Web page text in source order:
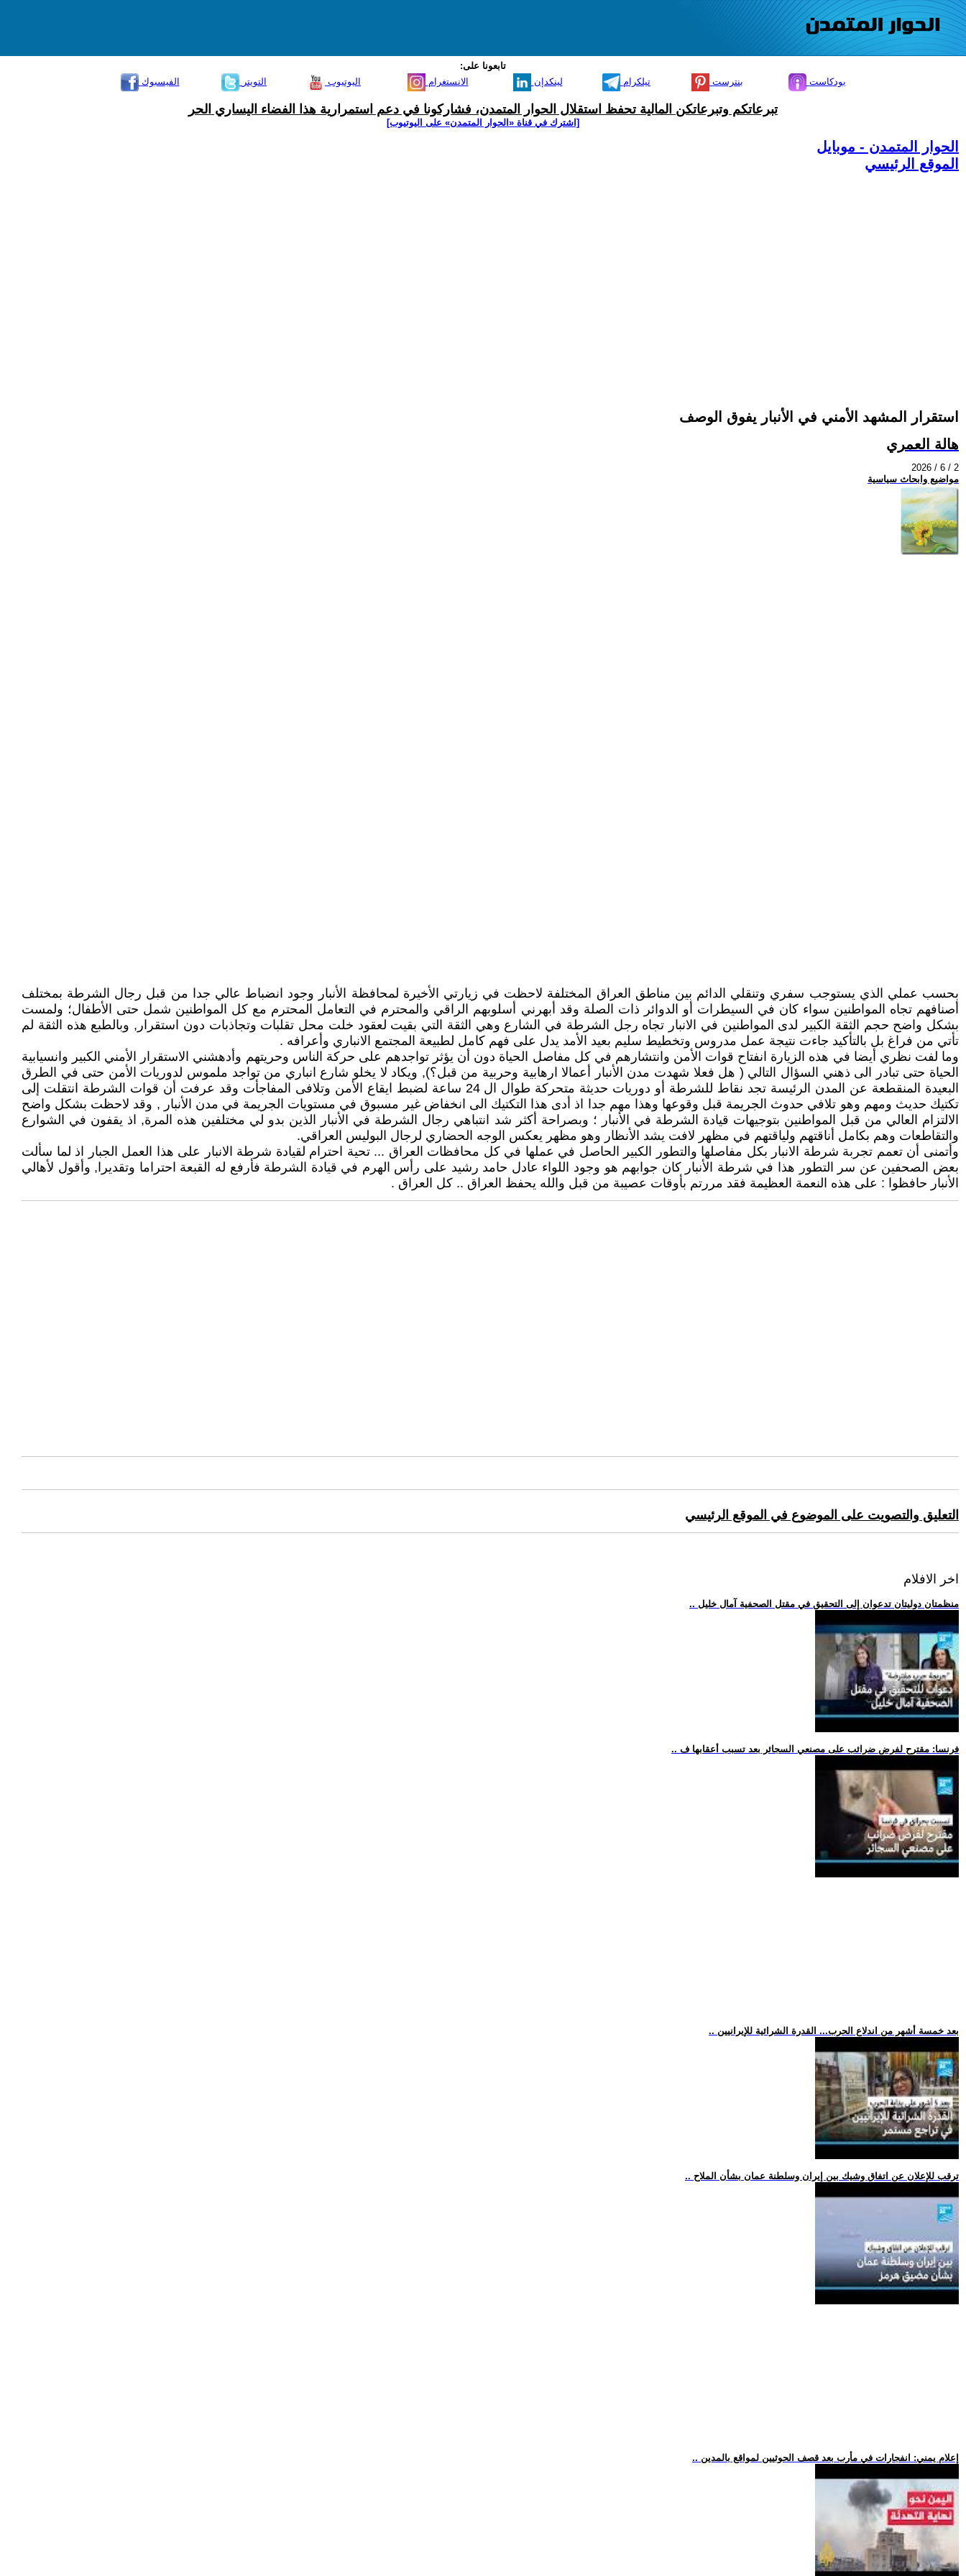
تابعونا على:
الفيسبوك
التويتر اليوتيوب الانستغرام لينكدإن تيلكرام بنترست بودكاست
تبرعاتكم وتبرعاتكن المالية تحفظ استقلال الحوار المتمدن، فشاركونا في دعم استمرارية هذا الفضاء اليساري الحر
[اشترك في قناة ‫«الحوار المتمدن» على اليوتيوب]
الحوار المتمدن - موبايل
الموقع الرئيسي
استقرار المشهد الأمني في الأنبار يفوق الوصف
هالة العمري
2026 / 6 / 2
مواضيع وابحاث سياسية
بحسب عملي الذي يستوجب سفري وتنقلي الدائم بين مناطق العراق المختلفة لاحظت في زيارتي الأخيرة لمحافظة الأنبار وجود انضباط عالي جدا من قبل رجال الشرطة بمختلف
أصنافهم تجاه المواطنين سواء كان في السيطرات أو الدوائر ذات الصلة وقد أبهرني أسلوبهم الراقي والمحترم في التعامل المحترم مع كل المواطنين شمل حتى الأطفال؛ ولمست
بشكل واضح حجم الثقة الكبير لدى المواطنين في الانبار تجاه رجل الشرطة في الشارع وهي الثقة التي بقيت لعقود خلت محل تقلبات وتجاذبات دون استقرار, وبالطبع هذه الثقة لم
تأتي من فراغ بل بالتأكيد جاءت نتيجة عمل مدروس وتخطيط سليم بعيد الأمد يدل على فهم كامل لطبيعة المجتمع الانباري وأعرافه .
وما لفت نظري أيضا في هذه الزيارة انفتاح قوات الأمن وانتشارهم في كل مفاصل الحياة دون أن يؤثر تواجدهم على حركة الناس وحريتهم وأدهشني الاستقرار الأمني الكبير وانسيابية
الحياة حتى تبادر الى ذهني السؤال التالي ( هل فعلا شهدت مدن الأنبار أعمالا ارهابية وحربية من قبل؟), ويكاد لا يخلو شارع انباري من تواجد ملموس لدوريات الأمن حتى في الطرق
البعيدة المنقطعة عن المدن الرئيسة تجد نقاط للشرطة أو دوريات حديثة متحركة طوال ال 24 ساعة لضبط ايقاع الأمن وتلافى المفاجأت وقد عرفت أن قوات الشرطة انتقلت إلى
تكتيك حديث ومهم وهو تلافي حدوث الجريمة قبل وقوعها وهذا مهم جدا اذ أدى هذا التكتيك الى انخفاض غير مسبوق في مستويات الجريمة في مدن الأنبار , وقد لاحظت بشكل واضح
الالتزام العالي من قبل المواطنين بتوجيهات قيادة الشرطة في الأنبار ؛ وبصراحة أكثر شد انتباهي رجال الشرطة في الأنبار الذين بدو لي مختلفين هذه المرة, اذ يقفون في الشوارع
والتقاطعات وهم بكامل أناقتهم ولياقتهم في مظهر لافت يشد الأنظار وهو مظهر يعكس الوجه الحضاري لرجال البوليس العراقي.
وأتمنى أن تعمم تجربة شرطة الانبار بكل مفاصلها والتطور الكبير الحاصل في عملها في كل محافظات العراق ... تحية احترام لقيادة شرطة الانبار على هذا العمل الجبار اذ لما سألت
بعض الصحفين عن سر التطور هذا في شرطة الأنبار كان جوابهم هو وجود اللواء عادل حامد رشيد على رأس الهرم في قيادة الشرطة فأرفع له القبعة احتراما وتقديرا, وأقول لأهالي
الأنبار حافظوا : على هذه النعمة العظيمة فقد مررتم بأوقات عصيبة من قبل والله يحفظ العراق .. كل العراق .
التعليق والتصويت على الموضوع في الموقع الرئيسي
اخر الافلام
.. منظمتان دوليتان تدعوان إلى التحقيق في مقتل الصحفية آمال خليل
.. فرنسا: مقترح لفرض ضرائب على مصنعي السجائر بعد تسبب أعقابها ف
.. بعد خمسة أشهر من اندلاع الحرب... القدرة الشرائية للإيرانيين
.. ترقب للإعلان عن اتفاق وشيك بين إيران وسلطنة عمان بشأن الملاح
.. إعلام يمني: انفجارات في مأرب بعد قصف الحوثيين لمواقع بالمدين